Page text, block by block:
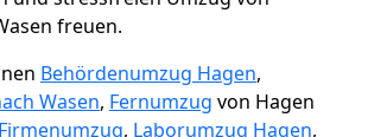
freuen.
Behördenumzug Hagen,
Wasen, Fernumzug von Hagen
Firmenumzug, Laborumzug Hagen,